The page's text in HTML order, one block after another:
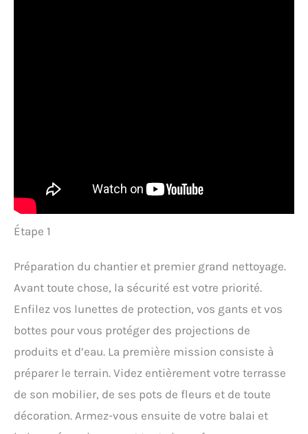
Étape 1
Préparation du chantier et premier grand nettoyage.
Avant toute chose, la sécurité est votre priorité.
Enfilez vos lunettes de protection, vos gants et vos
bottes pour vous protéger des projections de
produits et d’eau. La première mission consiste à
préparer le terrain. Videz entièrement votre terrasse
de son mobilier, de ses pots de fleurs et de toute
décoration. Armez-vous ensuite de votre balai et